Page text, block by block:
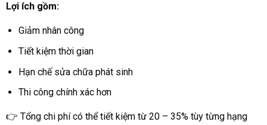
Lợi ích gồm:
Giảm nhân công
Tiết kiệm thời gian
Hạn chế sửa chữa phát sinh
Thi công chính xác hơn
👉 Tổng chi phí có thể tiết kiệm từ 20 – 35% tùy từng hạng